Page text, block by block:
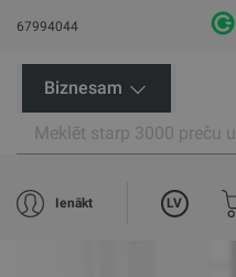
67994044
Biznesam
Ienākt LV